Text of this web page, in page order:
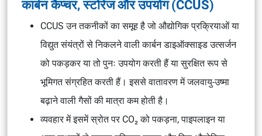
कार्बन कैप्चर, स्टोरेज और उपयोग (CCUS)
CCUS उन तकनीकों का समूह है जो औद्योगिक प्रक्रियाओं या
विद्युत संयंत्रों से निकलने वाली कार्बन डाइऑक्साइड उत्सर्जन
को पकड़कर या तो पुनः उपयोग करती हैं या सुरक्षित रूप से
भूमिगत संग्रहित करती हैं। इससे वातावरण में जलवायु-उष्मा
बढ़ाने वाली गैसों की मात्रा कम होती है।
व्यवहार में इसमें स्रोत पर CO₂ को पकड़ना, पाइपलाइन या